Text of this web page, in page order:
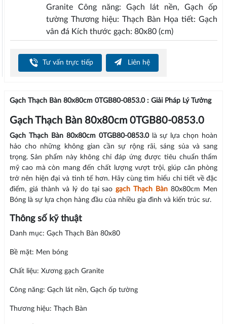
Granite Công năng: Gạch lát nền, Gạch ốp
tường Thương hiệu: Thạch Bàn Họa tiết: Gạch
vân đá Kích thước gạch: 80x80 (cm)
Tư vấn trực tiếp Liên hệ
Gạch Thạch Bàn 80x80cm 0TGB80-0853.0 : Giải Pháp Lý Tưởng
Gạch Thạch Bàn 80x80cm 0TGB80-0853.0
Gạch Thạch Bàn 80x80cm 0TGB80-0853.0 là sự lựa chọn hoàn
hảo cho những không gian cần sự rộng rãi, sáng sủa và sang
trọng. Sản phẩm này không chỉ đáp ứng được tiêu chuẩn thẩm
mỹ cao mà còn mang đến chất lượng vượt trội, giúp căn phòng
trở nên hiện đại và tinh tế hơn. Hãy cùng tìm hiểu chi tiết về đặc
điểm, giá thành và lý do tại saogạch Thạch Bàn 80x80cm Men
Bóng là sự lựa chọn hàng đầu của nhiều gia đình và kiến trúc sư.
Thông số kỹ thuật
Danh mục: Gạch Thạch Bàn 80x80
Bề mặt: Men bóng
Chất liệu: Xương gạch Granite
Công năng: Gạch lát nền, Gạch ốp tường
Thương hiệu: Thạch Bàn